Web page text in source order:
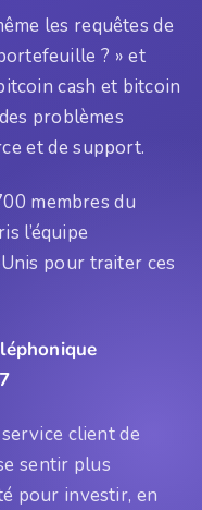
les requêtes de
? » et
cash et bitcoin
problèmes
et de support.
membres du
l’équipe
pour traiter ces
client de
sentir plus
pour investir, en